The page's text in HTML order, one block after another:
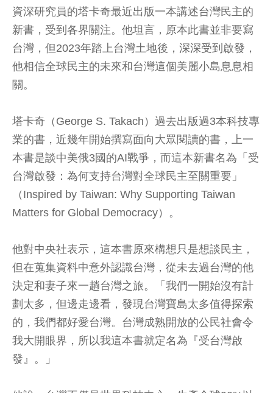
資深研究員的塔卡奇最近出版一本講述台灣民主的
新書，受到各界關注。他坦言，原本此書並非要寫
台灣，但2023年踏上台灣土地後，深深受到啟發，
他相信全球民主的未來和台灣這個美麗小島息息相
關。
塔卡奇（George S. Takach）過去出版過3本科技專
業的書，近幾年開始撰寫面向大眾閱讀的書，上一
本書是談中美俄3國的AI戰爭，而這本新書名為「受
台灣啟發：為何支持台灣對全球民主至關重要」
（Inspired by Taiwan: Why Supporting Taiwan
Matters for Global Democracy）。
他對中央社表示，這本書原來構想只是想談民主，
但在蒐集資料中意外認識台灣，從未去過台灣的他
決定和妻子來一趟台灣之旅。「我們一開始沒有計
劃太多，但邊走邊看，發現台灣寶島太多值得探索
的，我們都好愛台灣。台灣成熟開放的公民社會令
我大開眼界，所以我這本書就定名為『受台灣啟
發』。」